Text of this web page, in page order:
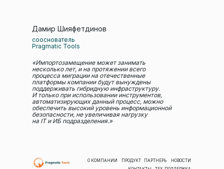
Дамир Шияфетдинов
«Импортозамещение может занимать
несколько лет, и на протяжении всего
процесса миграции на отечественные
платформы компании будут вынуждены
поддерживать гибридную инфраструктуру.
И только при использовании инструментов,
автоматизирующих данный процесс, можно
обеспечить высокий уровень информационной
безопасности, не увеличивая нагрузку
на IT и ИБ подразделения.»
сооснователь
Pragmatic Tools
О КОМПАНИИ ПРОДУКТ ПАРТНЕРЫ
НОВОСТИ